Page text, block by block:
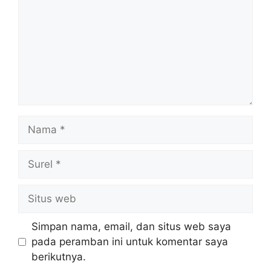
Nama
Surel
Situs
web
Simpan nama, email, dan situs web saya
pada peramban ini untuk komentar saya
berikutnya.